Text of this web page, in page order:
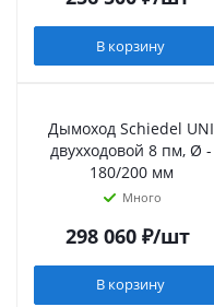
В корзину
Дымоход Schiedel UNI
двухходовой 8 пм, Ø -
180/200 мм
Много
298 060₽/шт
В корзину